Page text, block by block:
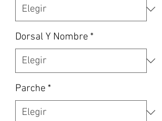
Dorsal Y Nombre *
Parche *